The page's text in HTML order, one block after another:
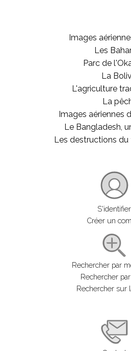
Images
Les
Parc de
La
L'agriculture
La
Images aériennes
Le Bangladesh,
Les destructions
S'identifier
Créer un
Rechercher par
Rechercher
Rechercher sur